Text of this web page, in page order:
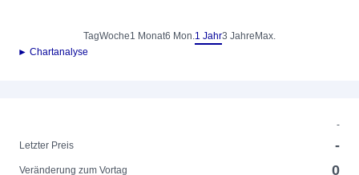
TagWoche1 Monat6 Mon.1 Jahr3 Jahre Max.
► Chartanalyse
-
Letzter Preis
-
Veränderung zum Vortag 0